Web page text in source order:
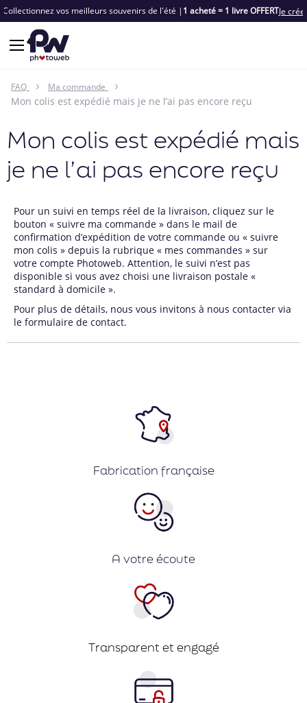
Collectionnez vos meilleurs souvenirs de l'été | 1 acheté = 1 livre OFFERTJe crée
FAQ Ma commande
Mon colis est expédié mais je ne l’ai pas encore reçu
Mon colis est expédié mais
je ne l’ai pas encore reçu
Pour un suivi en temps réel de la livraison, cliquez sur le
bouton « suivre ma commande » dans le mail de
confirmation d’expédition de votre commande ou « suivre
mon colis » depuis la rubrique « mes commandes » sur
votre compte Photoweb. Attention, le suivi n’est pas
disponible si vous avez choisi une livraison postale «
standard à domicile ».
Pour plus de détails, nous vous invitons à nous contacter via
le formulaire de contact.
Fabrication française
A votre écoute
Transparent et engagé